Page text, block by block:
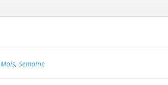
Mois, Semaine